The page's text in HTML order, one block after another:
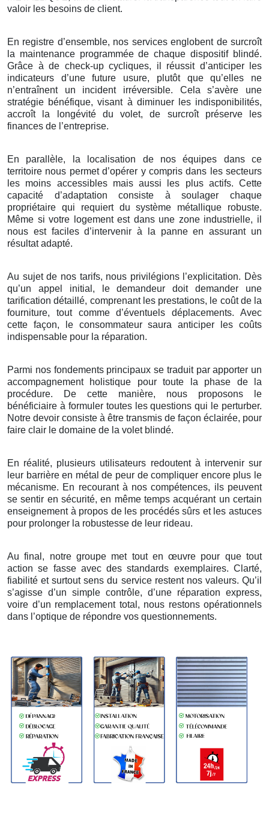
valoir les besoins de client.
En registre d’ensemble, nos services englobent de surcroît
la maintenance programmée de chaque dispositif blindé.
Grâce à de check-up cycliques, il réussit d’anticiper les
indicateurs d’une future usure, plutôt que qu’elles ne
n’entraînent un incident irréversible. Cela s’avère une
stratégie bénéfique, visant à diminuer les indisponibilités,
accroît la longévité du volet, de surcroît préserve les
finances de l’entreprise.
En parallèle, la localisation de nos équipes dans ce
territoire nous permet d’opérer y compris dans les secteurs
les moins accessibles mais aussi les plus actifs. Cette
capacité d’adaptation consiste à soulager chaque
propriétaire qui requiert du système métallique robuste.
Même si votre logement est dans une zone industrielle, il
nous est faciles d’intervenir à la panne en assurant un
résultat adapté.
Au sujet de nos tarifs, nous privilégions l’explicitation. Dès
qu’un appel initial, le demandeur doit demander une
tarification détaillé, comprenant les prestations, le coût de la
fourniture, tout comme d’éventuels déplacements. Avec
cette façon, le consommateur saura anticiper les coûts
indispensable pour la réparation.
Parmi nos fondements principaux se traduit par apporter un
accompagnement holistique pour toute la phase de la
procédure. De cette manière, nous proposons le
bénéficiaire à formuler toutes les questions qui le perturber.
Notre devoir consiste à être transmis de façon éclairée, pour
faire clair le domaine de la volet blindé.
En réalité, plusieurs utilisateurs redoutent à intervenir sur
leur barrière en métal de peur de compliquer encore plus le
mécanisme. En recourant à nos compétences, ils peuvent
se sentir en sécurité, en même temps acquérant un certain
enseignement à propos de les procédés sûrs et les astuces
pour prolonger la robustesse de leur rideau.
Au final, notre groupe met tout en œuvre pour que tout
action se fasse avec des standards exemplaires. Clarté,
fiabilité et surtout sens du service restent nos valeurs. Qu’il
s’agisse d’un simple contrôle, d’une réparation express,
voire d’un remplacement total, nous restons opérationnels
dans l’optique de répondre vos questionnements.